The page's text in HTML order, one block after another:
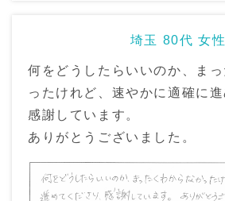
埼玉 80代 女性
何をどうしたらいいのか、ま
ったけれど、速やかに適確に進
感謝しています。
ありがとうございました。